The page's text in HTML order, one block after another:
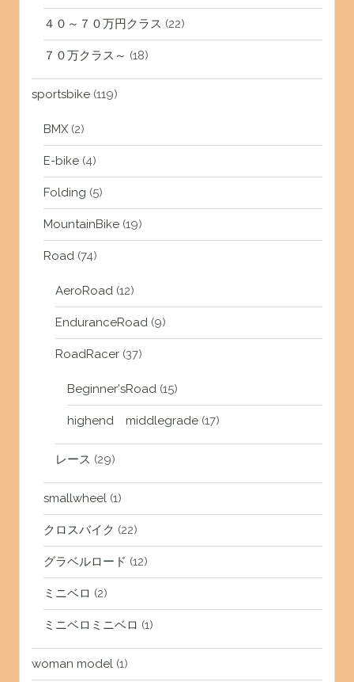
４０～７０万円クラス (22)
７０万クラス～ (18)
sportsbike(119)
BMX(2)
E-bike(4)
Folding (5)
MountainBike(19)
Road(74)
AeroRoad(12)
EnduranceRoad(9)
RoadRacer(37)
Beginner'sRoad(15)
highend middlegrade(17)
レース (29)
smallwheel(1)
クロスバイク (22)
グラベルロード (12)
ミニベロ (2)
ミニベロミニベロ (1)
woman model(1)